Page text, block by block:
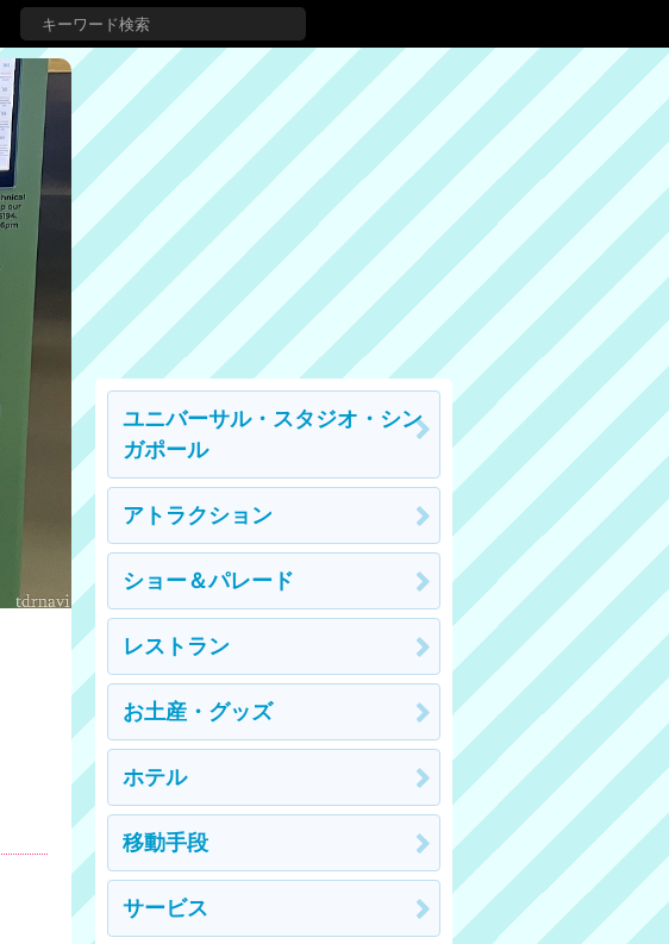
ユニバーサル・スタジオ・シン
ガポール
アトラクション
ショー＆パレード
レストラン
お土産・グッズ
ホテル
移動手段
サービス